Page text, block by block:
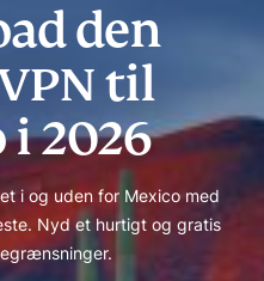
den
til
i 2026
i og uden for Mexico med
Nyd et hurtigt og gratis